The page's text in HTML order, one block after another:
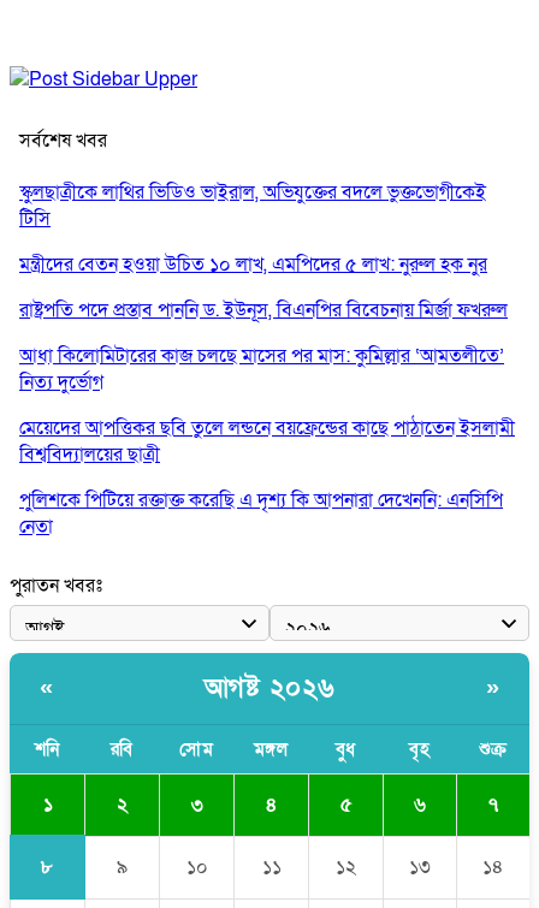
সর্বশেষ খবর
স্কুলছাত্রীকে লাথির ভিডিও ভাইরাল, অভিযুক্তের বদলে ভুক্তভোগীকেই
টিসি
মন্ত্রীদের বেতন হওয়া উচিত ১০ লাখ, এমপিদের ৫ লাখ: নুরুল হক নুর
রাষ্ট্রপতি পদে প্রস্তাব পাননি ড. ইউনূস, বিএনপির বিবেচনায় মির্জা ফখরুল
আধা কিলোমিটারের কাজ চলছে মাসের পর মাস: কুমিল্লার ‘আমতলীতে’
নিত্য দুর্ভোগ
মেয়েদের আপত্তিকর ছবি তুলে লন্ডনে বয়ফ্রেন্ডের কাছে পাঠাতেন ইসলামী
বিশ্ববিদ্যালয়ের ছাত্রী
পুলিশকে পিটিয়ে রক্তাক্ত করেছি এ দৃশ্য কি আপনারা দেখেননি: এনসিপি
নেতা
পাঁচ দেশি মাছে মিলল মাইক্রোপ্লাস্টিক, সবচেয়ে বেশি কই মাছে
বাংলাদেশী কর্মীদের আকামা নিয়ে বড় সুখবর দিলো সৌদি সরকার
ওয়াজেদ জয়
সাকিব আল হাসানের বাড়িতে আগুন, পেট্রলবোমা বিস্ফোরণ
পুরাতন খবরঃ
« আগষ্ট ২০২৬ »
শনি রবি সোম মঙ্গল বুধ বৃহ শুক্র
১ ২ ৩ ৪ ৫ ৬ ৭
৮ ৯ ১০ ১১ ১২ ১৩ ১৪